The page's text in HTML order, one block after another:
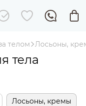
телом Лосьоны,
тела
Лосьоны, кремы